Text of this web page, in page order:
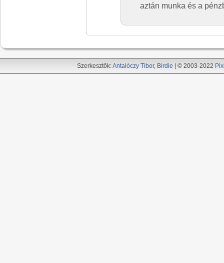
aztán munka és a
Szerkesztők:Antalóczy Tibor, Birdie | © 2003-2022